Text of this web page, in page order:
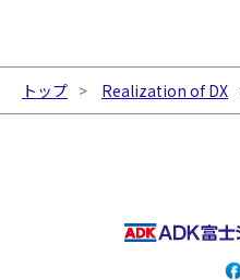
トップ Realization of DX